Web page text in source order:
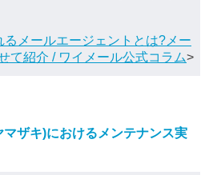
るメールエージェントとは?メー
て紹介 / ワイメール公式コラム>
ザキ)におけるメンテナンス実